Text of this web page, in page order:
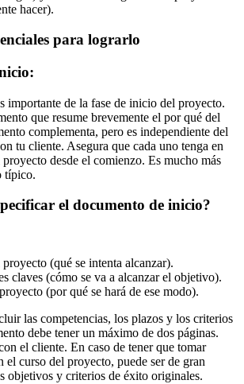
hacer).
para lograrlo
importante de la fase de inicio del proyecto.
que resume brevemente el por qué del
complementa, pero es independiente del
tu cliente. Asegura que cada uno tenga en
desde el comienzo. Es mucho más
típico.
el documento de inicio?
(qué se intenta alcanzar).
claves (cómo se va a alcanzar el objetivo).
(por qué se hará de ese modo).
las competencias, los plazos y los criterios
debe tener un máximo de dos páginas.
el cliente. En caso de tener que tomar
el curso del proyecto, puede ser de gran
objetivos y criterios de éxito originales.